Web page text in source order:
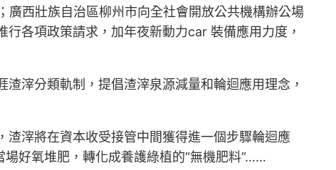
西壯族自治區柳州市向全社會開放公共機構辦公場
各項政策請求，加年夜新動力car 裝備應用力度，
滓分類軌制，提倡渣滓泉源減量和輪迴應用理念，
滓將在資本收受接管中間獲得進一個步驟輪迴應
好氧堆肥，轉化成養護綠植的“無機肥料”……